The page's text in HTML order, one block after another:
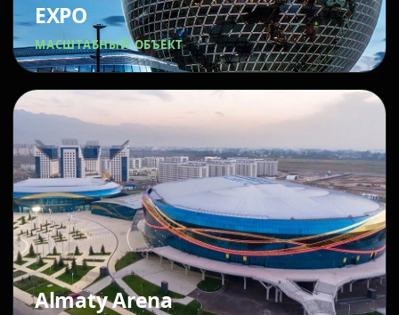
EXPO
МАСШТАБНЫЙ ОБЪЕКТ
Almaty Arena